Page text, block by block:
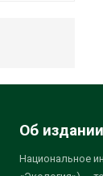
Об издании
Национальное